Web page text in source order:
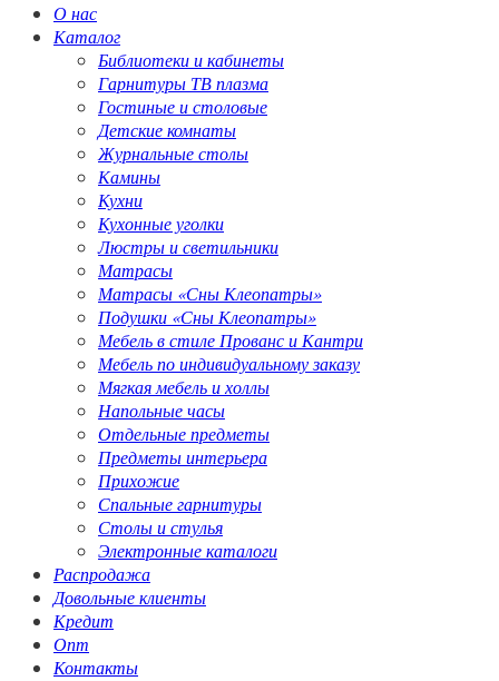
О нас
Каталог
Библиотеки и кабинеты
Гарнитуры ТВ плазма
Гостиные и столовые
Детские комнаты
Журнальные столы
Камины
Кухни
Кухонные уголки
Люстры и светильники
Матрасы
Матрасы «Сны Клеопатры»
Подушки «Сны Клеопатры»
Мебель в стиле Прованс и Кантри
Мебель по индивидуальному заказу
Мягкая мебель и холлы
Напольные часы
Отдельные предметы
Предметы интерьера
Прихожие
Спальные гарнитуры
Столы и стулья
Электронные каталоги
Распродажа
Довольные клиенты
Кредит
Опт
Контакты